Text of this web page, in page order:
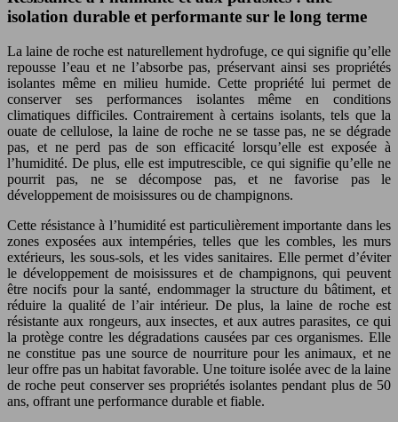
isolation durable et performante sur le long terme
La laine de roche est naturellement hydrofuge, ce qui signifie qu’elle
repousse l’eau et ne l’absorbe pas, préservant ainsi ses propriétés
isolantes même en milieu humide. Cette propriété lui permet de
conserver ses performances isolantes même en conditions
climatiques difficiles. Contrairement à certains isolants, tels que la
ouate de cellulose, la laine de roche ne se tasse pas, ne se dégrade
pas, et ne perd pas de son efficacité lorsqu’elle est exposée à
l’humidité. De plus, elle est imputrescible, ce qui signifie qu’elle ne
pourrit pas, ne se décompose pas, et ne favorise pas le
développement de moisissures ou de champignons.
Cette résistance à l’humidité est particulièrement importante dans les
zones exposées aux intempéries, telles que les combles, les murs
extérieurs, les sous-sols, et les vides sanitaires. Elle permet d’éviter
le développement de moisissures et de champignons, qui peuvent
être nocifs pour la santé, endommager la structure du bâtiment, et
réduire la qualité de l’air intérieur. De plus, la laine de roche est
résistante aux rongeurs, aux insectes, et aux autres parasites, ce qui
la protège contre les dégradations causées par ces organismes. Elle
ne constitue pas une source de nourriture pour les animaux, et ne
leur offre pas un habitat favorable. Une toiture isolée avec de la laine
de roche peut conserver ses propriétés isolantes pendant plus de 50
ans, offrant une performance durable et fiable.